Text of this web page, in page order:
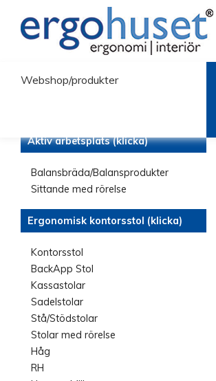
Webshop/produkter
Aktiv arbetsplats (klicka)
Balansbräda/Balansprodukter
Sittande med rörelse
Ergonomisk kontorsstol (klicka)
Kontorsstol
BackApp Stol
Kassastolar
Sadelstolar
Stå/Stödstolar
Stolar med rörelse
Håg
RH